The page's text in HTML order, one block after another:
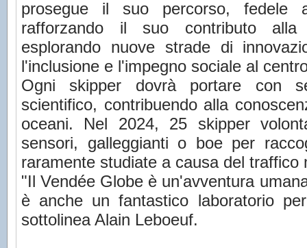
prosegue il suo percorso, fedele
rafforzando il suo contributo alla
esplorando nuove strade di
l'inclusione e l'impegno sociale al
Ogni skipper dovrà portare con
scientifico, contribuendo alla
oceani. Nel 2024, 25 skipper
sensori, galleggianti o boe per
raramente studiate a causa del traffico
"Il Vendée Globe è un'avventura
è anche un fantastico laboratorio
sottolinea Alain Leboeuf.